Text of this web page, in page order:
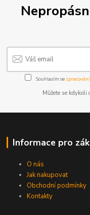
Souhlasím se
Můžete se
Informace pro
O nás
Jak nakupovat
Obchodní podmínky
Kontakty